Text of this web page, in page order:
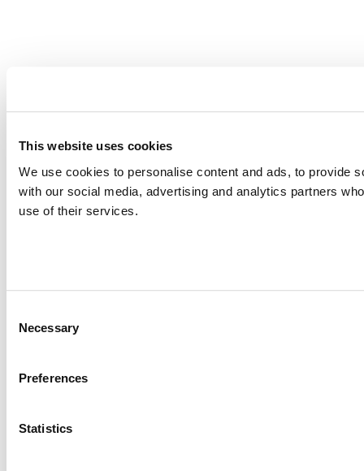
This website uses cookies
We use cookies to personalise content and ads, to provide
with our social media, advertising and analytics partners
use of their services.
Selection
Necessary
Preferences
Statistics